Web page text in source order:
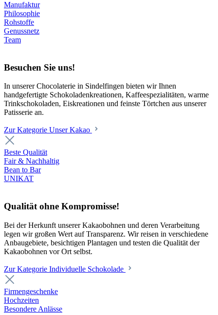
Manufaktur
Philosophie
Rohstoffe
Genussnetz
Team
Besuchen Sie uns!
In unserer Chocolaterie in Sindelfingen bieten wir Ihnen
handgefertigte Schokoladenkreationen, Kaffeespezialitäten, warme
Trinkschokoladen, Eiskreationen und feinste Törtchen aus unserer
Patisserie an.
Zur Kategorie Unser Kakao
Beste Qualität
Fair & Nachhaltig
Bean to Bar
UNIKAT
Qualität ohne Kompromisse!
Bei der Herkunft unserer Kakaobohnen und deren Verarbeitung
legen wir großen Wert auf Transparenz. Wir reisen in verschiedene
Anbaugebiete, besichtigen Plantagen und testen die Qualität der
Kakaobohnen vor Ort selbst.
Zur Kategorie Individuelle Schokolade
Firmengeschenke
Hochzeiten
Besondere Anlässe